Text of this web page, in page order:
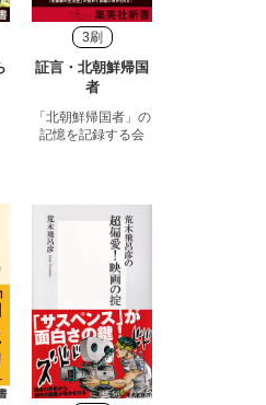
3刷
証言・北朝鮮帰国
者
「北朝鮮帰国者」の
記憶を記録する会